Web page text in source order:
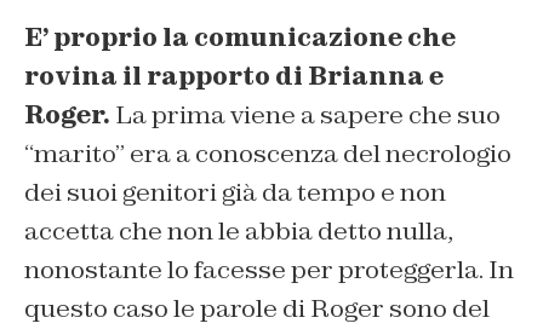
E’ proprio la comunicazione che
rovina il rapporto di Brianna e
Roger. La prima viene a sapere che suo
“marito” era a conoscenza del necrologio
dei suoi genitori già da tempo e non
accetta che non le abbia detto nulla,
nonostante lo facesse per proteggerla. In
questo caso le parole di Roger sono del